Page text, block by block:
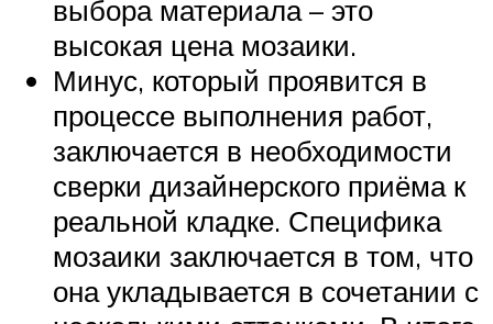
выбора материала – это
высокая цена мозаики.
Минус, который проявится в
процессе выполнения работ,
заключается в необходимости
сверки дизайнерского приёма к
реальной кладке. Специфика
мозаики заключается в том, что
она укладывается в сочетании с